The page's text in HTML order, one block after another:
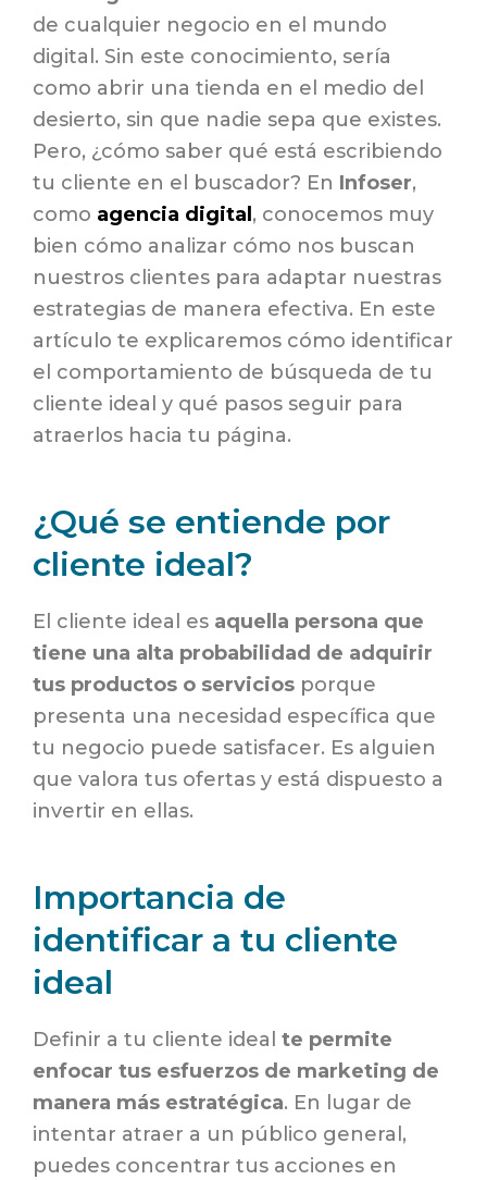
de cualquier negocio en el mundo
digital. Sin este conocimiento, sería
como abrir una tienda en el medio del
desierto, sin que nadie sepa que existes.
Pero, ¿cómo saber qué está escribiendo
tu cliente en el buscador? En Infoser,
como agencia digital, conocemos muy
bien cómo analizar cómo nos buscan
nuestros clientes para adaptar nuestras
estrategias de manera efectiva. En este
artículo te explicaremos cómo identificar
el comportamiento de búsqueda de tu
cliente ideal y qué pasos seguir para
atraerlos hacia tu página.
¿Qué se entiende por
cliente ideal?
El cliente ideal es aquella persona que
tiene una alta probabilidad de adquirir
tus productos o servicios porque
presenta una necesidad específica que
tu negocio puede satisfacer. Es alguien
que valora tus ofertas y está dispuesto a
invertir en ellas.
Importancia de
identificar a tu cliente
ideal
Definir a tu cliente ideal te permite
enfocar tus esfuerzos de marketing de
manera más estratégica. En lugar de
intentar atraer a un público general,
puedes concentrar tus acciones en